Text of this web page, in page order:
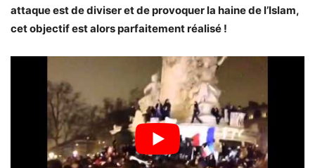
attaque est de diviser et de provoquer la haine de l’Islam,
cet objectif est alors parfaitement réalisé !